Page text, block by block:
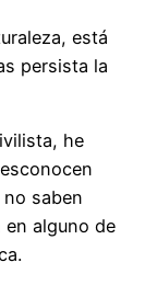
está
persista la
he
saben
alguno de